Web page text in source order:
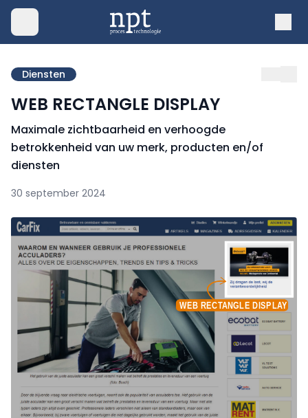
Diensten
WEB RECTANGLE DISPLAY
Maximale zichtbaarheid en verhoogde
betrokkenheid van uw merk, producten en/of
diensten
30 september 2024